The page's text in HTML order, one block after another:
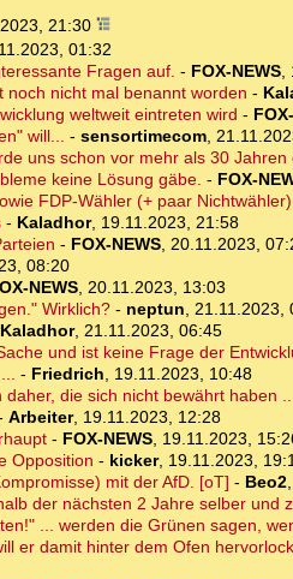
21:30
01:32
Fragen auf. - FOX-NEWS,
nicht mal benannt worden -
weltweit eintreten wird -
will... - sensortimecom,
uns schon vor mehr als 30
keine Lösung gäbe. - FOX-
FDP-Wähler (+ paar
- Kaladhor, 19.11.2023, 21:58
- FOX-NEWS, 20.11.2023,
08:20
NEWS, 20.11.2023, 13:03
Wirklich?- neptun, 21.11.2023,
Kaladhor, 21.11.2023, 06:45
und ist keine Frage der
- Friedrich, 19.11.2023, 10:48
die sich nicht bewährt haben ..
Arbeiter, 19.11.2023, 12:28
- FOX-NEWS, 19.11.2023,
Opposition - kicker, 19.11.2023,
mit der AfD. [oT] - Beo2,
der nächsten 2 Jahre selber und
... werden die Grünen sagen,
er damit hinter dem Ofen